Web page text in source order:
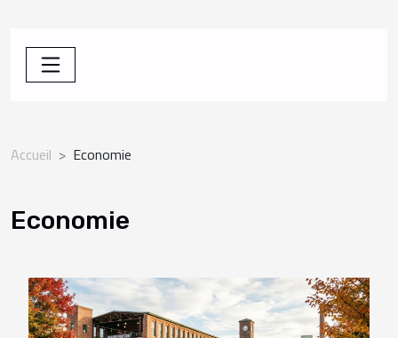
Accueil Economie
Economie